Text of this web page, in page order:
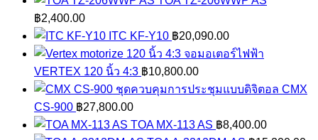
฿2,400.00
ITC KF-Y10 ฿20,090.00
จอมอเตอร์ไฟฟ้า
VERTEX 120 นิ้ว 4:3 ฿10,800.00
ชุดควบคุมการประชุมแบบดิจิตอล CMX
CS-900 ฿27,800.00
TOA MX-113 AS ฿8,400.00